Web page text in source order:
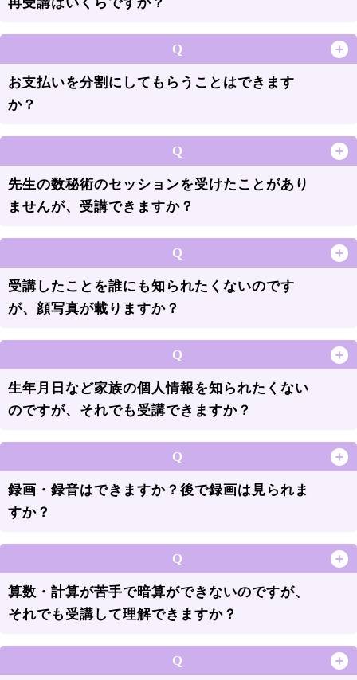
Q
お支払いを分割にしてもらうことはできます
か？
Q
先生の数秘術のセッションを受けたことがあり
ませんが、受講できますか？
Q
受講したことを誰にも知られたくないのです
が、顔写真が載りますか？
Q
生年月日など家族の個人情報を知られたくない
のですが、それでも受講できますか？
Q
録画・録音はできますか？後で録画は見られま
すか？
Q
算数・計算が苦手で暗算ができないのですが、
それでも受講して理解できますか？
Q